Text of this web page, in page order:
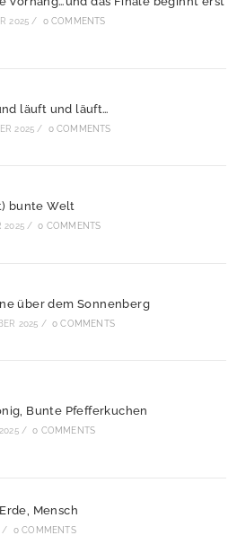
2025 / 0 COMMENTS
läuft und läuft…
2025 / 0 COMMENTS
bunte Welt
2025 / 0 COMMENTS
über dem Sonnenberg
2025 / 0 COMMENTS
Bunte Pfefferkuchen
/ 0 COMMENTS
Mensch
/ 0 COMMENTS